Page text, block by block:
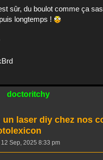
sûr, du boulot comme ça
longtemps !
doctoritchy
un laser diy chez nos
12 Sep, 2025 8:33 pm